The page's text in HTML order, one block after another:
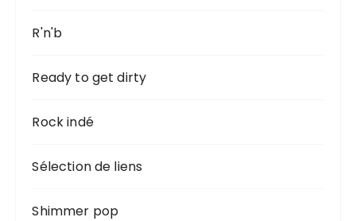
R'n'b
Ready to get dirty
Rock indé
Sélection de liens
Shimmer pop